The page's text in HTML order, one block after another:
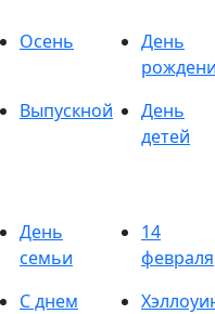
Осень
День
Выпускной
День
детей
День
семьи
14
февраля
С днем